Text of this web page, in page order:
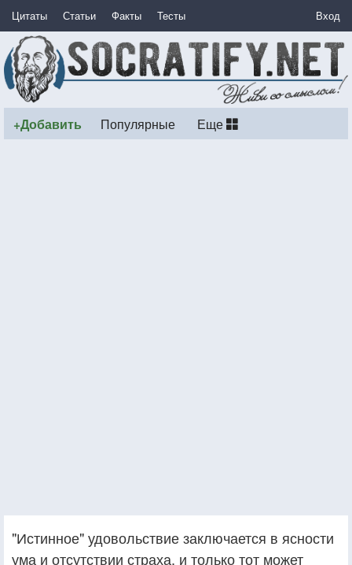
Цитаты Статьи Факты Тесты Вход
+Добавить Популярные Еще
"Истинное" удовольствие заключается в ясности
ума и отсутствии страха, и только тот может